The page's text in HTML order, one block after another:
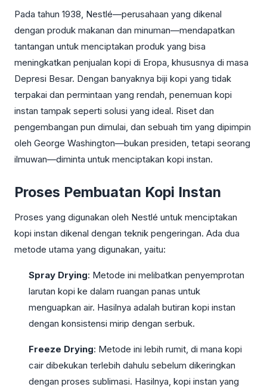
Pada tahun 1938, Nestlé—perusahaan yang dikenal
dengan produk makanan dan minuman—mendapatkan
tantangan untuk menciptakan produk yang bisa
meningkatkan penjualan kopi di Eropa, khususnya di masa
Depresi Besar. Dengan banyaknya biji kopi yang tidak
terpakai dan permintaan yang rendah, penemuan kopi
instan tampak seperti solusi yang ideal. Riset dan
pengembangan pun dimulai, dan sebuah tim yang dipimpin
oleh George Washington—bukan presiden, tetapi seorang
ilmuwan—diminta untuk menciptakan kopi instan.
Proses Pembuatan Kopi Instan
Proses yang digunakan oleh Nestlé untuk menciptakan
kopi instan dikenal dengan teknik pengeringan. Ada dua
metode utama yang digunakan, yaitu:
Spray Drying: Metode ini melibatkan penyemprotan
larutan kopi ke dalam ruangan panas untuk
menguapkan air. Hasilnya adalah butiran kopi instan
dengan konsistensi mirip dengan serbuk.
Freeze Drying: Metode ini lebih rumit, di mana kopi
cair dibekukan terlebih dahulu sebelum dikeringkan
dengan proses sublimasi. Hasilnya, kopi instan yang